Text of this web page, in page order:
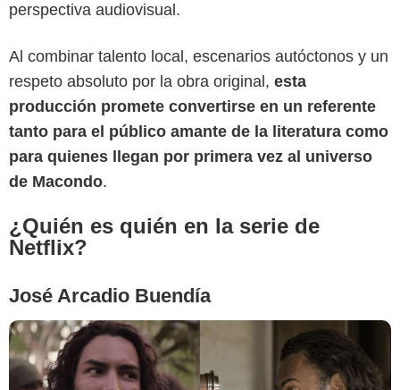
perspectiva audiovisual.
Al combinar talento local, escenarios autóctonos y un
respeto absoluto por la obra original, esta
producción promete convertirse en un referente
tanto para el público amante de la literatura como
para quienes llegan por primera vez al universo
de Macondo.
¿Quién es quién en la serie de
Netflix?
José Arcadio Buendía
Netflix